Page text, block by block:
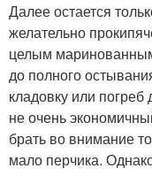
Далее остается
желательно
целым
до полного
кладовку или
не очень
брать во внимание
мало перчика.